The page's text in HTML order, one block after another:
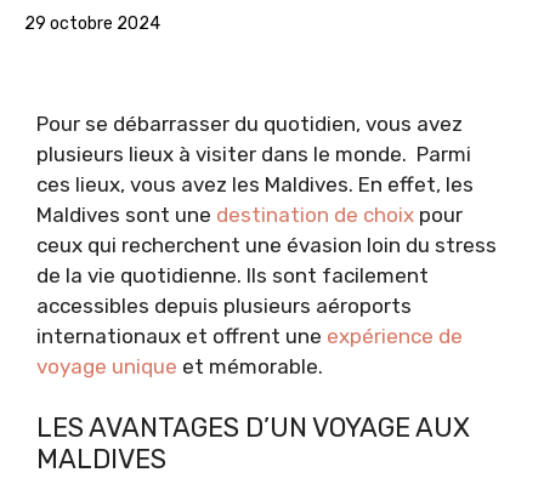
29 octobre 2024
Pour se débarrasser du quotidien, vous avez
plusieurs lieux à visiter dans le monde. Parmi
ces lieux, vous avez les Maldives. En effet, les
Maldives sont une destination de choix pour
ceux qui recherchent une évasion loin du stress
de la vie quotidienne. Ils sont facilement
accessibles depuis plusieurs aéroports
internationaux et offrent une expérience de
voyage unique et mémorable.
LES AVANTAGES D’UN VOYAGE AUX
MALDIVES